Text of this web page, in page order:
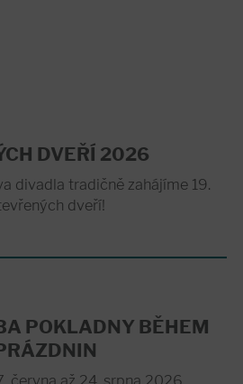
DVEŘÍ 2026
divadla tradičně zahájíme 19.
dveří!
POKLADNY BĚHEM